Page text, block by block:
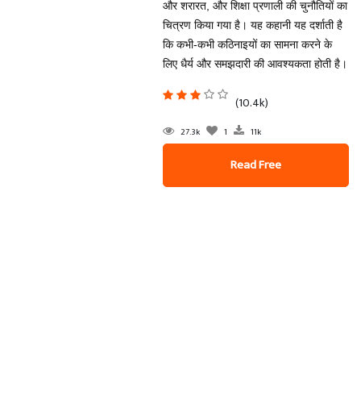
और शरारत, और शिक्षा प्रणाली की चुनौतियों का
चित्रण किया गया है। यह कहानी यह दर्शाती है
कि कभी-कभी कठिनाइयों का सामना करने के
लिए धैर्य और समझदारी की आवश्यकता होती है।
(10.4k)
27.3k 1 11k
Read Free